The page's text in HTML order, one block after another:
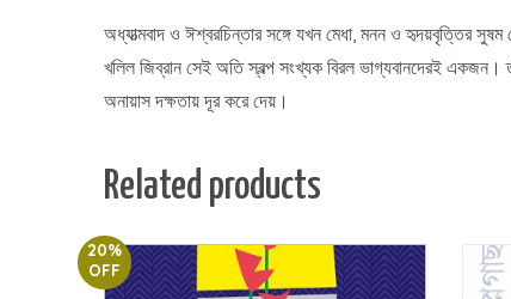
অধ্যাত্মবাদ ও ঈশ্বরচিন্তার সঙ্গে যখন মেধা, মনন ও হৃদয়বৃত্তির
খলিল জিব্রান সেই অতি স্বল্প সংখ্যক বিরল ভাগ্যবানদেরই
অনায়াস দক্ষতায় দূর করে দেয়।
Related products
20%
OFF